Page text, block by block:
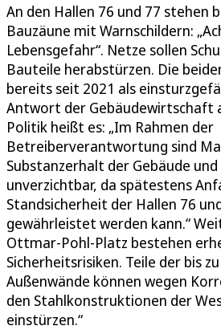
An den Hallen 76 und 77 stehen
Bauzäune mit Warnschildern:
Lebensgefahr“. Netze sollen
Bauteile herabstürzen. Die
bereits seit 2021 als
Antwort der Gebäudewirtschaft
Politik heißt es: „Im Rahmen der
Betreiberverantwortung sind
Substanzerhalt der Gebäude
unverzichtbar, da spätestens
Standsicherheit der Hallen 76
gewährleistet werden kann.“
Ottmar-Pohl-Platz bestehen
Sicherheitsrisiken. Teile der bis
Außenwände können wegen
den Stahlkonstruktionen der
einstürzen.“